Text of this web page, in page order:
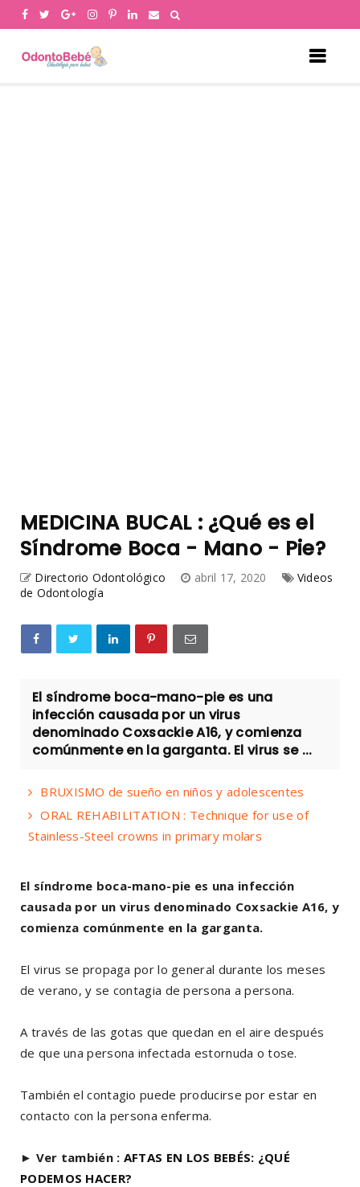
MEDICINA BUCAL : ¿Qué es el
Síndrome Boca - Mano - Pie?
Directorio Odontológico abril 17, 2020
Videos
de Odontología
El síndrome boca-mano-pie es una
infección causada por un virus
denominado Coxsackie A16, y comienza
comúnmente en la garganta. El virus se ...
BRUXISMO de sueño en niños y adolescentes
ORAL REHABILITATION : Technique for use of
Stainless-Steel crowns in primary molars
El síndrome boca-mano-pie es una infección
causada por un virus denominado Coxsackie A16, y
comienza comúnmente en la garganta.
El virus se propaga por lo general durante los meses
de verano, y se contagia de persona a persona.
A través de las gotas que quedan en el aire después
de que una persona infectada estornuda o tose.
También el contagio puede producirse por estar en
contacto con la persona enferma.
► Ver también : AFTAS EN LOS BEBÉS: ¿QUÉ
PODEMOS HACER?